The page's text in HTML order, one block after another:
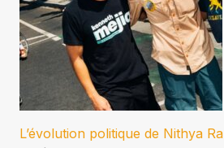
L’évolution politique de Nithya